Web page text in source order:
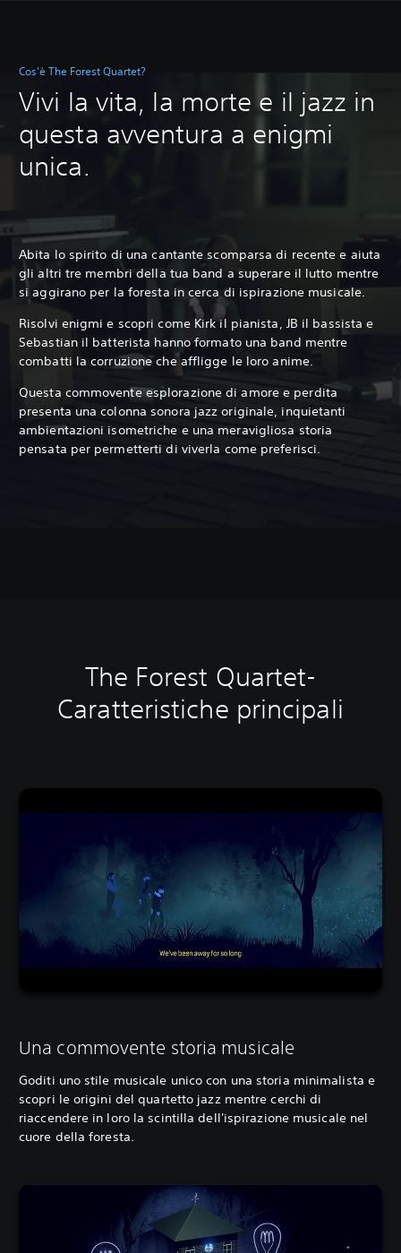
Cos'è The Forest Quartet?
Vivi la vita, la morte e il jazz in
questa avventura a enigmi
unica.
Abita lo spirito di una cantante scomparsa di recente e aiuta
gli altri tre membri della tua band a superare il lutto mentre
si aggirano per la foresta in cerca di ispirazione musicale.
Risolvi enigmi e scopri come Kirk il pianista, JB il bassista e
Sebastian il batterista hanno formato una band mentre
combatti la corruzione che affligge le loro anime.
Questa commovente esplorazione di amore e perdita
presenta una colonna sonora jazz originale, inquietanti
ambientazioni isometriche e una meravigliosa storia
pensata per permetterti di viverla come preferisci.
The Forest Quartet-
Caratteristiche principali
Una commovente storia musicale
Goditi uno stile musicale unico con una storia minimalista e
scopri le origini del quartetto jazz mentre cerchi di
riaccendere in loro la scintilla dell'ispirazione musicale nel
cuore della foresta.